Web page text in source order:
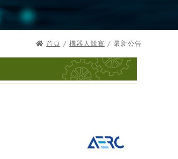
首頁 / 機器人競賽 / 最新公告